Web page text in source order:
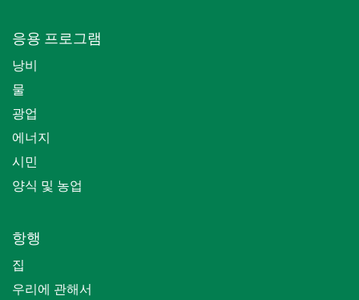
응용 프로그램
낭비
물
광업
에너지
시민
양식 및 농업
항행
집
우리에 관해서